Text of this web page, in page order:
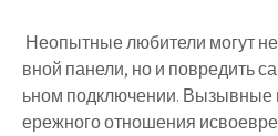
Неопытные любители могут
вной панели, но и повредить
ьном подключении. Вызывные
ережного отношения